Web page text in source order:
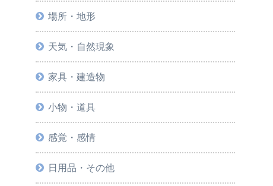
場所・地形
天気・自然現象
家具・建造物
小物・道具
感覚・感情
日用品・その他